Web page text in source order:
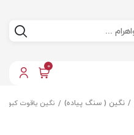
0
نگین ( سنگ پیاده) نگین یاقوت